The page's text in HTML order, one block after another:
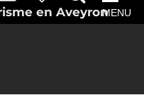
en AveyronMENU